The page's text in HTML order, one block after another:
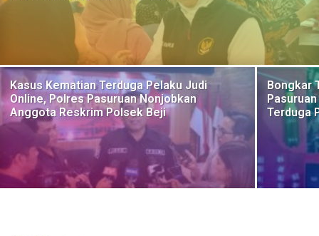
Kasus Kematian Terduga Pelaku Judi
Online, Polres Pasuruan Nonjobkan
Anggota Reskrim Polsek Beji
Bongkar
Terduga